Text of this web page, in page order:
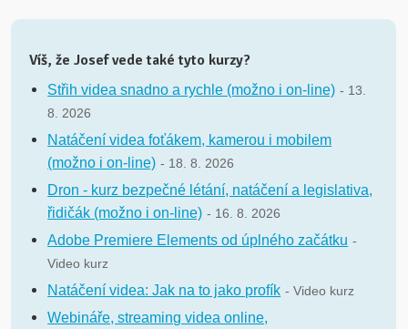
Víš, že Josef vede také tyto kurzy?
Střih videa snadno a rychle (možno i on-line) - 13.
8. 2026
Natáčení videa foťákem, kamerou i mobilem
(možno i on-line) - 18. 8. 2026
Dron - kurz bezpečné létání, natáčení a legislativa,
řidičák (možno i on-line) - 16. 8. 2026
Adobe Premiere Elements od úplného začátku -
Video kurz
Natáčení videa: Jak na to jako profík - Video kurz
Webináře, streaming videa online,